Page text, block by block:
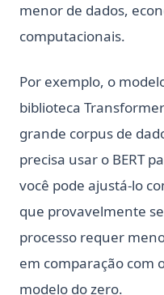
menor de dados,
computacionais.
Por exemplo, o
biblioteca
grande corpus de
precisa usar o BERT
você pode ajustá-lo
que provavelmente
processo requer
em comparação com
modelo do zero.